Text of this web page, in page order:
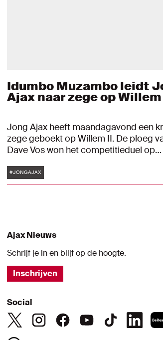
Idumbo Muzambo leidt
Ajax naar zege op
Jong Ajax heeft maandagavond een
zege geboekt op Willem II. De ploeg
Dave Vos won het competitieduel op
Idumbo Muzambo was de matchwinner met
een vroege treffer voor de
Tags
#JONGAJAX
Ajax Nieuws
Schrijf je in en blijf op de hoogte.
Inschrijven
Social